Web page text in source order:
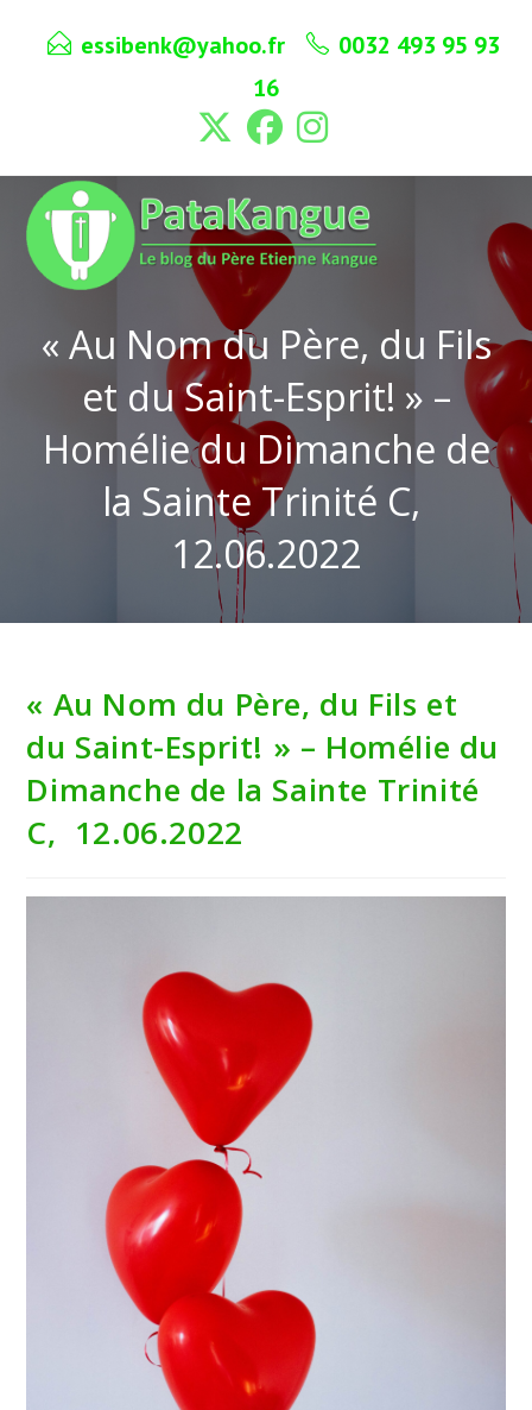
essibenk@yahoo.fr
0032 493 95 93
16
« Au Nom du Père, du Fils
et du Saint-Esprit! » –
Homélie du Dimanche de
la Sainte Trinité C,
12.06.2022
« Au Nom du Père, du Fils et
du Saint-Esprit! » – Homélie du
Dimanche de la Sainte Trinité
C, 12.06.2022